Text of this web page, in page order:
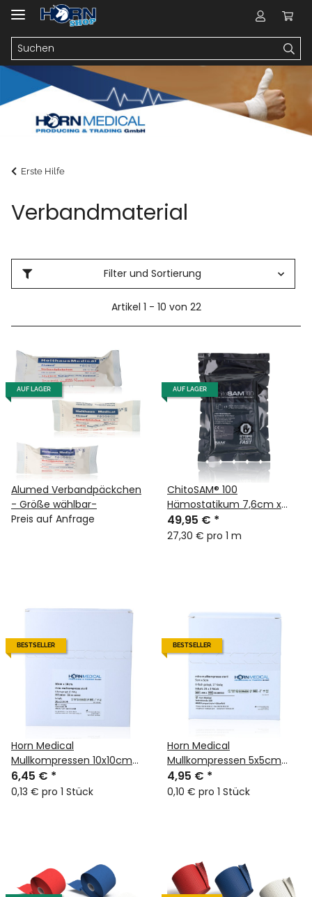
Erste Hilfe
Verbandmaterial
Filter und Sortierung
Artikel 1 - 10 von 22
AUF LAGER
Alumed Verbandpäckchen
- Größe wählbar-
Preis auf Anfrage
AUF LAGER
ChitoSAM® 100
Hämostatikum 7,6cm x
1,83m
49,95 € *
27,30 € pro 1 m
BESTSELLER
Horn Medical
Mullkompressen 10x10cm
steril weiß 25x 2Stk
6,45 € *
0,13 € pro 1 Stück
BESTSELLER
Horn Medical
Mullkompressen 5x5cm
steril weiß 25x 2Stk
4,95 € *
0,10 € pro 1 Stück